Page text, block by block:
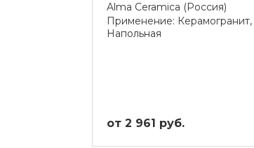
Alma Ceramica (Россия)
Применение: Керамогранит,
Напольная
от 2 961 руб.